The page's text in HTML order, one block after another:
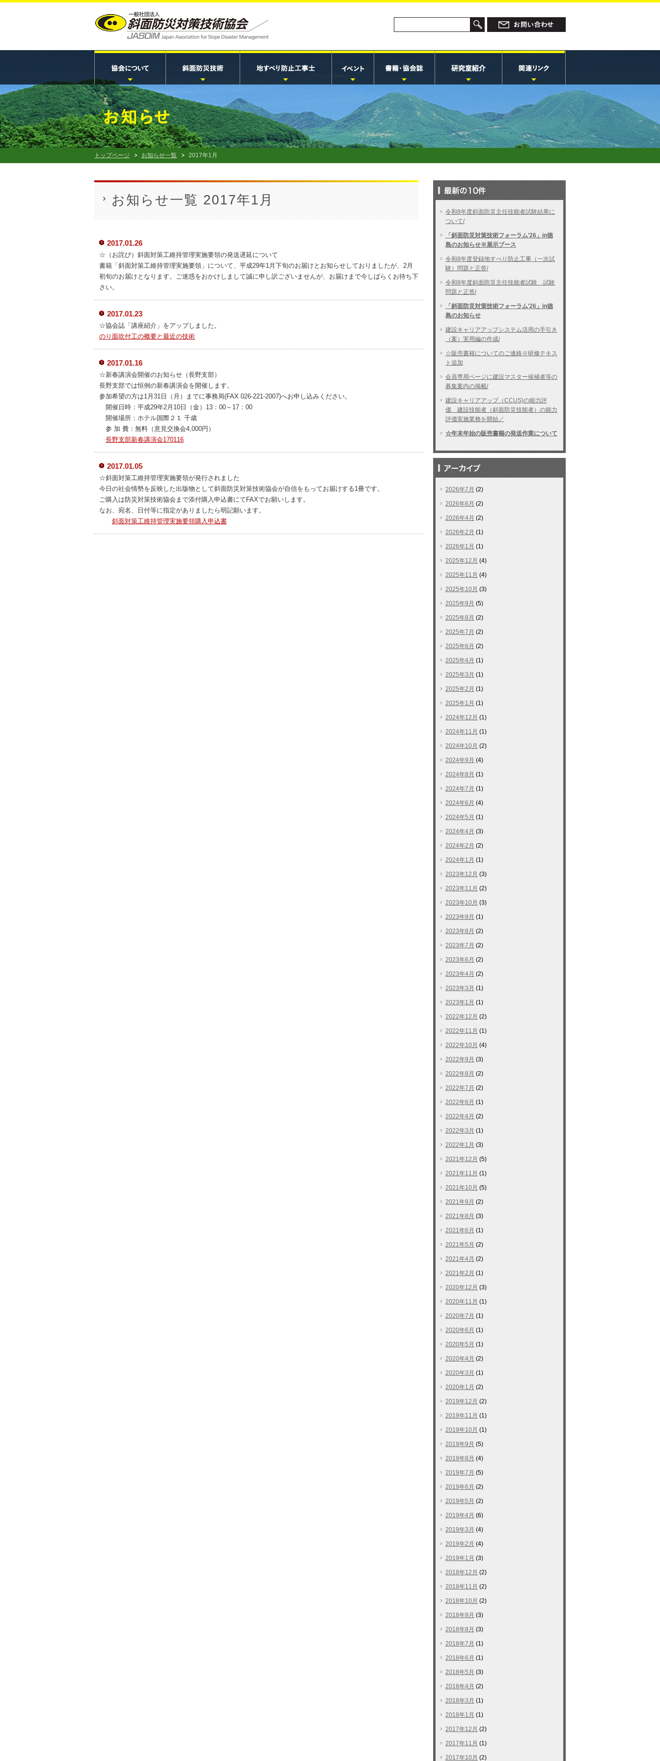
トップページ お知らせ一覧 2017年1月
お知らせ一覧 2017年1月
2017.01.26
☆（お詫び）斜面対策工維持管理実施要領の発送遅延について
書籍「斜面対策工維持管理実施要領」について、平成29年1月下旬のお届けとお知らせしておりましたが、2月
初旬のお届けとなります。ご迷惑をおかけしまして誠に申し訳ございませんが、お届けまで今しばらくお待ち下
さい。
2017.01.23
☆協会誌「講座紹介」をアップしました。
のり面吹付工の概要と最近の技術
2017.01.16
☆新春講演会開催のお知らせ（長野支部）
長野支部では恒例の新春講演会を開催します。
参加希望の方は1月31日（月）までに事務局(FAX 026-221-2007)へお申し込みください。
開催日時：平成29年2月10日（金）13：00～17：00
開催場所：ホテル国際２１ 千歳
参 加 費：無料（意見交換会4,000円）
長野支部新春講演会170116
2017.01.05
☆斜面対策工維持管理実施要領が発行されました
今日の社会情勢を反映した出版物として斜面防災対策技術協会が自信をもってお届けする1冊です。
ご購入は防災対策技術協会まで添付購入申込書にてFAXでお願いします。
なお、宛名、日付等に指定がありましたら明記願います。
斜面対策工維持管理実施要領購入申込書
令和8年度斜面防災主任技能者試験結果に
ついて/
「斜面防災対策技術フォーラム’26」in徳
島のお知らせ※展示ブース
令和8年度登録地すべり防止工事（一次試
験）問題と正答/
令和8年度斜面防災主任技能者試験 試験
問題と正答/
「斜面防災対策技術フォーラム’26」in徳
島のお知らせ
建設キャリアアップシステム活用の手引き
（案）実用編の作成/
☆販売書籍についてのご連絡※研修テキス
ト追加
会員専用ページに建設マスター候補者等の
募集案内の掲載/
建設キャリアアップ（CCUS)の能力評
価 建設技能者（斜面防災技能者）の能力
評価実施業務を開始／
☆年末年始の販売書籍の発送作業について
2026年7月 (2)
2026年6月 (2)
2026年4月 (2)
2026年2月 (1)
2026年1月 (1)
2025年12月 (4)
2025年11月 (4)
2025年10月 (3)
2025年9月 (5)
2025年8月 (2)
2025年7月 (2)
2025年6月 (2)
2025年4月 (1)
2025年3月 (1)
2025年2月 (1)
2025年1月 (1)
2024年12月 (1)
2024年11月 (1)
2024年10月 (2)
2024年9月 (4)
2024年8月 (1)
2024年7月 (1)
2024年6月 (4)
2024年5月 (1)
2024年4月 (3)
2024年2月 (2)
2024年1月 (1)
2023年12月 (3)
2023年11月 (2)
2023年10月 (3)
2023年9月 (1)
2023年8月 (2)
2023年7月 (2)
2023年6月 (2)
2023年4月 (2)
2023年3月 (1)
2023年1月 (1)
2022年12月 (2)
2022年11月 (1)
2022年10月 (4)
2022年9月 (3)
2022年8月 (2)
2022年7月 (2)
2022年6月 (1)
2022年4月 (2)
2022年3月 (1)
2022年1月 (3)
2021年12月 (5)
2021年11月 (1)
2021年10月 (5)
2021年9月 (2)
2021年8月 (3)
2021年6月 (1)
2021年5月 (2)
2021年4月 (2)
2021年2月 (1)
2020年12月 (3)
2020年11月 (1)
2020年7月 (1)
2020年6月 (1)
2020年5月 (1)
2020年4月 (2)
2020年3月 (1)
2020年1月 (2)
2019年12月 (2)
2019年11月 (1)
2019年10月 (1)
2019年9月 (5)
2019年8月 (4)
2019年7月 (5)
2019年6月 (2)
2019年5月 (2)
2019年4月 (6)
2019年3月 (4)
2019年2月 (4)
2019年1月 (3)
2018年12月 (2)
2018年11月 (2)
2018年10月 (2)
2018年9月 (3)
2018年8月 (3)
2018年7月 (1)
2018年6月 (1)
2018年5月 (3)
2018年4月 (2)
2018年3月 (1)
2018年1月 (1)
2017年12月 (2)
2017年11月 (1)
2017年10月 (2)